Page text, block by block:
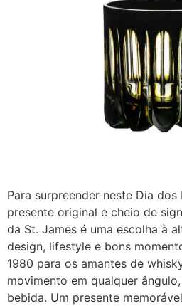
Para surpreender neste Dia
presente original e cheio de
da St. James é uma escolha à
design, lifestyle e bons
1980 para os amantes de
movimento em qualquer
bebida. Um presente